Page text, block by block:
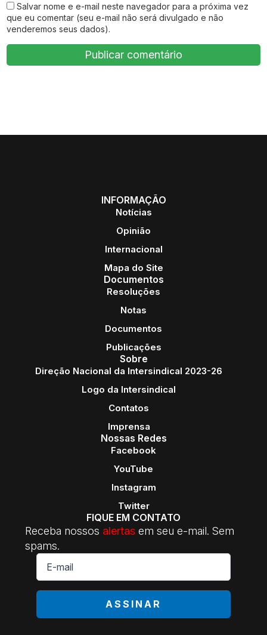
Salvar nome e e-mail neste navegador para a próxima vez
que eu comentar (seu e-mail não será divulgado e não
venderemos seus dados).
INFORMAÇÃO
Notícias
Opinião
Internacional
Mapa do Site
Documentos
Resoluções
Notas
Documentos
Publicações
Sobre
Direção Nacional da Intersindical 2023-26
Logo da Intersindical
Contatos
Imprensa
Nossas Redes
Facebook
YouTube
Instagram
Twitter
FIQUE EM CONTATO
Receba nossos alertas em seu e-mail. Sem
spams.
E-
mail
ASSINAR